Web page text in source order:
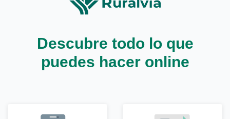
Descubre todo lo que
puedes hacer online